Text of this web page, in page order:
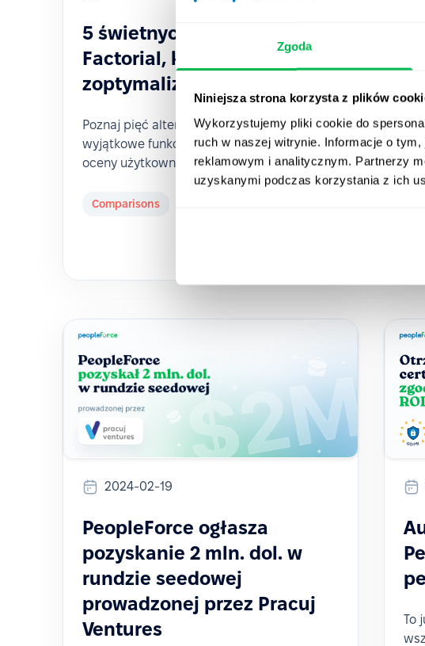
Zgoda
Niniejsza strona korzysta z plików
Wykorzystujemy pliki cookie do
ruch w naszej witrynie. Informacje o
reklamowym i analitycznym. Partnerzy
uzyskanymi podczas korzystania z ich
5 świetnych alternatyw dla
Factorial, które
zoptymalizują Twój HR
Poznaj pięć alternatyw dla Factorial –
wyjątkowe funkcje, konkurencyjne ceny i
oceny użytkowników.
Comparisons
2024-02-19
PeopleForce ogłasza
pozyskanie 2 mln. dol. w
rundzie seedowej
prowadzonej przez Pracuj
Ventures
To